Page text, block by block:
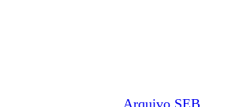
Arquivo SEB